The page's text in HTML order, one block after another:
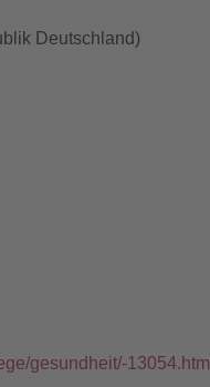
Deutschland)
gesundheit/-13054.html